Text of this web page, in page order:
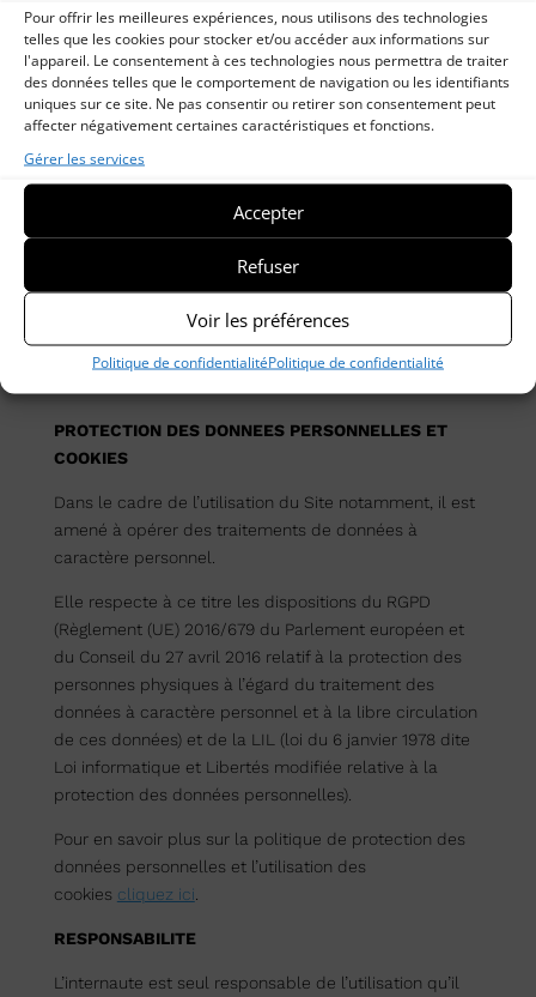
Pour offrir les meilleures expériences, nous utilisons des technologies
telles que les cookies pour stocker et/ou accéder aux informations sur
l'appareil. Le consentement à ces technologies nous permettra de traiter
des données telles que le comportement de navigation ou les identifiants
uniques sur ce site. Ne pas consentir ou retirer son consentement peut
affecter négativement certaines caractéristiques et fonctions.
Gérer les services
Accepter
Refuser
Voir les préférences
Politique de confidentialitéPolitique de confidentialité
la protection au titre du droit d’auteur, selon les
dispositions de ce même Code.
Toute représentation ou reproduction, totale ou
partielle, permanente ou temporaire, sur un support
informatique et/ou papier, et par quelque procédé que
et exprès des propriétaires, est interdite et constitue
condamnations civiles et/ou pénales, selon les articles
propriété intellectuelle, sous réserve des exceptions
mentionnées à l’article L122-5 de ce même Code.
PROTECTION DES DONNEES PERSONNELLES ET
COOKIES
Dans le cadre de l’utilisation du Site notamment, il est
amené à opérer des traitements de données à
caractère personnel.
Elle respecte à ce titre les dispositions du RGPD
(Règlement (UE) 2016/679 du Parlement européen et
du Conseil du 27 avril 2016 relatif à la protection des
personnes physiques à l’égard du traitement des
données à caractère personnel et à la libre circulation
de ces données) et de la LIL (loi du 6 janvier 1978 dite
Loi informatique et Libertés modifiée relative à la
protection des données personnelles).
Pour en savoir plus sur la politique de protection des
données personnelles et l’utilisation des
cookies cliquez ici
RESPONSABILITE
L’internaute est seul responsable de l’utilisation qu’il